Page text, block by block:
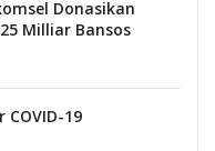
Donasikan
Milliar Bansos
COVID-19